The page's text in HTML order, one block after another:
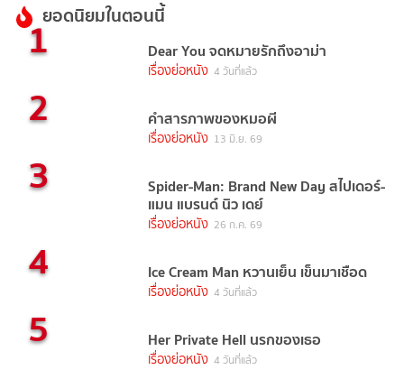
ยอดนิยมในตอนนี้
1 Dear You จดหมายรักถึงอาม่า
เรื่องย่อหนัง 4 วันที่แล้ว
2 คำสารภาพของหมอผี
เรื่องย่อหนัง 13 มิ.ย. 69
3 Spider-Man: Brand New Day สไปเดอร์-
แมน แบรนด์ นิว เดย์
เรื่องย่อหนัง 26 ก.ค. 69
4 Ice Cream Man หวานเย็น เข็นมาเชือด
เรื่องย่อหนัง 4 วันที่แล้ว
5 Her Private Hell นรกของเธอ
เรื่องย่อหนัง 4 วันที่แล้ว